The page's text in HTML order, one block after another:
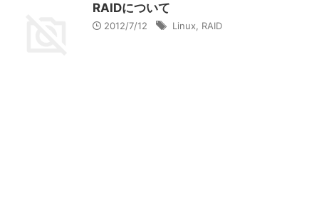
RAIDについて
2012/7/12 Linux RAID